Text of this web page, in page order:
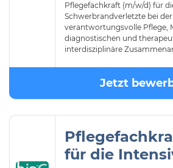
Pflegefachkraft (m/w/d) für
Schwerbrandverletzte bei
verantwortungsvolle Pflege,
diagnostischen und
interdisziplinäre
Jetzt
für die